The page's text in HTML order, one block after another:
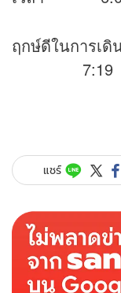
ฤกษ์ดีในการเ
7:19 -
แชร์